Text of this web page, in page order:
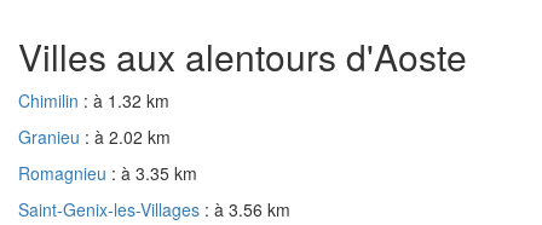
Villes aux alentours d'Aoste
Chimilin : à 1.32 km
Granieu : à 2.02 km
Romagnieu : à 3.35 km
Saint-Genix-les-Villages : à 3.56 km